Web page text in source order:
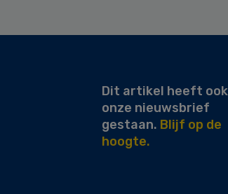
Dit artikel heeft
onze nieuwsbrief
gestaan. Blijf op de
hoogte.